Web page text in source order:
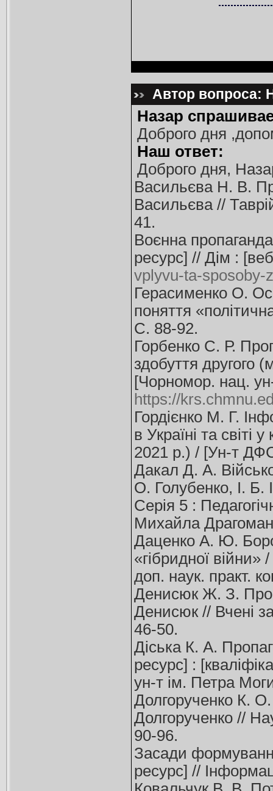
Автор вопроса:
Назар
Доброго дня
Наш ответ:
Доброго дня,
Васильєва Н. В.
Васильєва //
41.
Воєнна
ресурс] // Дім :
vplyvu-ta-sposoby-
Герасименко О.
поняття
С. 88-92.
Горбенко С. Р.
здобуття другого
[Чорномор. нац.
https://
Гордієнко М. Г.
в Україні та світі
2021 р.) / [Ун-т
Дакал Д. А.
О. Голубенко, І. Б.
Серія 5 :
Михайла
Даценко А. Ю.
«гібридної
доп. наук. практ.
Денисюк Ж. З.
Денисюк // Вчені
46-50.
Діська К. А.
ресурс] :
ун-т ім. Петра
Долгорученко К. О.
Долгорученко //
90-96.
Засади
ресурс] //